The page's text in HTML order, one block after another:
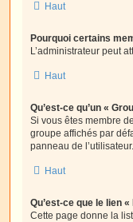
Haut
Pourquoi certains
L’administrateur peut
Haut
Qu’est-ce qu’un «
Si vous êtes membre
groupe affichés par
panneau de l’utilisateur.
Haut
Qu’est-ce que le lien
Cette page donne la